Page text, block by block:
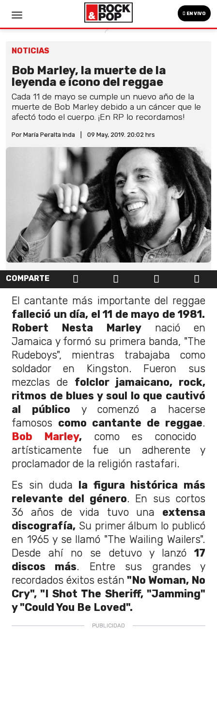
EN VIVO
NOTICIAS
Bob Marley, la muerte de la
leyenda e ícono del reggae
Cada 11 de mayo se cumple un nuevo año de la
muerte de Bob Marley debido a un cáncer que le
afectó todo el cuerpo. ¡En RP lo recordamos!
Por María Peralta Inda 09 May, 2019. 20:02 hrs
COMPARTE
El cantante más importante del reggae
falleció un día, el 11 de mayo de 1981.
Robert Nesta Marley nació en
Jamaica y formó su primera banda, "The
Rudeboys", mientras trabajaba como
soldador en Kingston. Fueron sus
mezclas de folclor jamaicano, rock,
ritmos de blues y soul lo que cautivó
al público y comenzó a hacerse
famosos como cantante de reggae.
Bob Marley, como es conocido
artísticamente fue un adherente y
proclamador de la religión rastafari.
Es sin duda la figura histórica más
relevante del género. En sus cortos
36 años de vida tuvo una extensa
discografía, Su primer álbum lo publicó
en 1965 y se llamó "The Wailing Wailers".
Desde ahí no se detuvo y lanzó17
discos más. Entre sus grandes y
recordados éxitos están "No Woman, No
Cry", "I Shot The Sheriff, "Jamming"
y "Could You Be Loved".